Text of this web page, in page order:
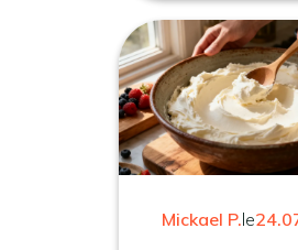
Mickael P.le